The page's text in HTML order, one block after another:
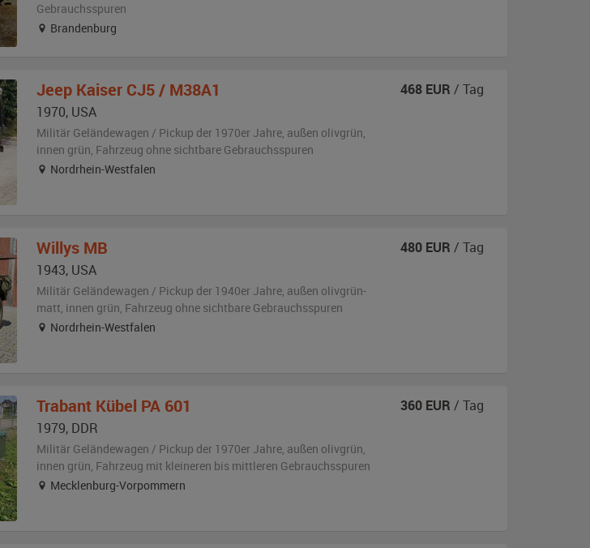
Gebrauchsspuren
Brandenburg
Jeep Kaiser CJ5 / M38A1
1970, USA
Militär Geländewagen / Pickup der 1970er Jahre, außen olivgrün,
innen grün, Fahrzeug ohne sichtbare Gebrauchsspuren
Nordrhein-Westfalen
468 EUR / Tag
Willys MB
1943, USA
Militär Geländewagen / Pickup der 1940er Jahre, außen olivgrün-
matt, innen grün, Fahrzeug ohne sichtbare Gebrauchsspuren
Nordrhein-Westfalen
480 EUR / Tag
Trabant Kübel PA 601
1979, DDR
Militär Geländewagen / Pickup der 1970er Jahre, außen olivgrün,
innen grün, Fahrzeug mit kleineren bis mittleren Gebrauchsspuren
Mecklenburg-Vorpommern
360 EUR / Tag